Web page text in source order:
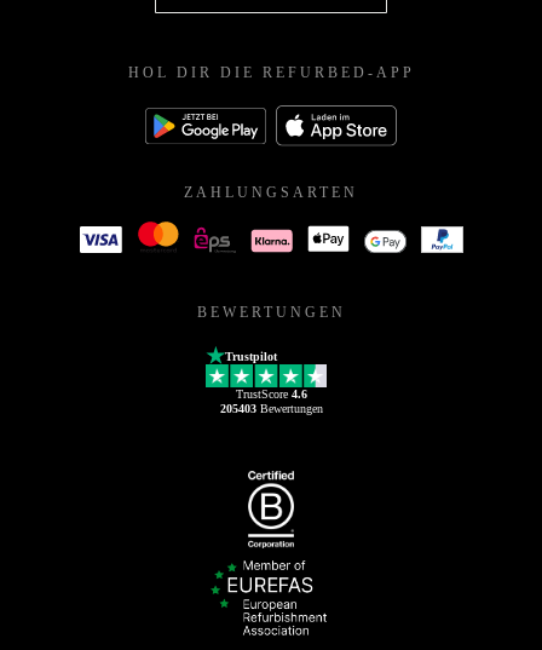
HOL DIR DIE REFURBED-APP
ZAHLUNGSARTEN
BEWERTUNGEN
Trustpilot
TrustScore 4.6
205403Bewertungen